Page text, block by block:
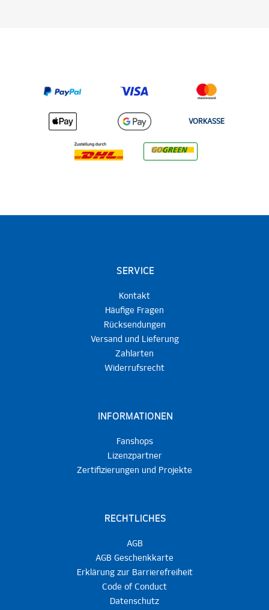
VORKASSE
SERVICE
Kontakt
Häufige Fragen
Rücksendungen
Versand und Lieferung
Zahlarten
Widerrufsrecht
INFORMATIONEN
Fanshops
Lizenzpartner
Zertifizierungen und Projekte
RECHTLICHES
AGB
AGB Geschenkkarte
Erklärung zur Barrierefreiheit
Code of Conduct
Datenschutz